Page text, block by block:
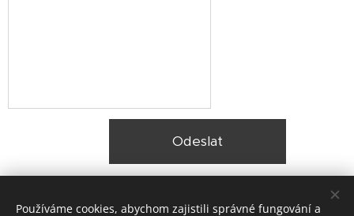
Odeslat
Používáme cookies, abychom zajistili správné fungování a